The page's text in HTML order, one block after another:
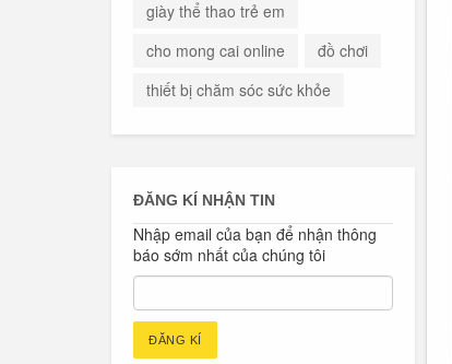
giày thể thao trẻ em
cho mong cai online
đồ chơi
thiết bị chăm sóc sức khỏe
ĐĂNG KÍ NHẬN TIN
Nhập email của bạn để nhận thông
báo sớm nhất của chúng tôi